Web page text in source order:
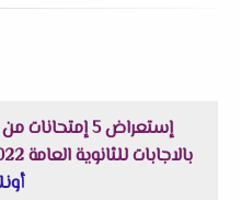
إستعراض 5
بالاجابات للثانوية العامة 2022 م هنا عبر موقعنا "